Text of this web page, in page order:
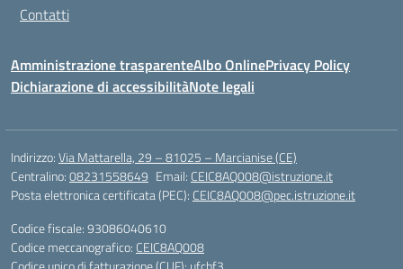
Contatti
Amministrazione trasparenteAlbo OnlinePrivacy Policy
Dichiarazione di accessibilitàNote legali
Indirizzo:Via Mattarella, 29 – 81025 – Marcianise (CE)
Centralino:08231558649 Email: CEIC8AQ008@istruzione.it
Posta elettronica certificata (PEC): CEIC8AQ008@pec.istruzione.it
Codice fiscale: 93086040610
Codice meccanografico: CEIC8AQ008